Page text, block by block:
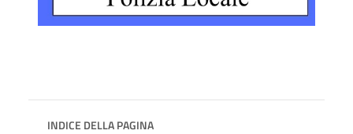
INDICE DELLA PAGINA